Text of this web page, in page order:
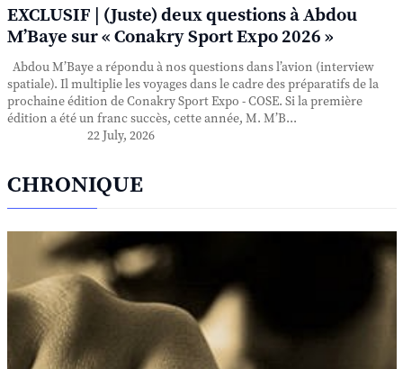
EXCLUSIF | (Juste) deux questions à Abdou
M’Baye sur « Conakry Sport Expo 2026 »
Abdou M’Baye a répondu à nos questions dans l’avion (interview
spatiale). Il multiplie les voyages dans le cadre des préparatifs de la
prochaine édition de Conakry Sport Expo - COSE. Si la première
édition a été un franc succès, cette année, M. M’B...
22 July, 2026
CHRONIQUE